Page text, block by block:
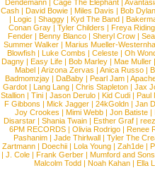
Dendemann |Cage The Elephant |
Cash | David Bowie | Miles Davis | Bob Dylan
|Logic |Shaggy |Kyd The Band |
Conan Gray |Tyler Childers |Freya
Fender |Benny Blanco |Sheryl Crow |
Summer Walker |Marius Mueller-
Blowfish | Luke Combs | Celeste | Oh
Dagny |Easy Life |Bob Marley |Mae Muller
Mabel |Arizona Zervas |Anica Russo |
Badmomzjay |DaBaby |Pearl Jam |
Gardot | Lang Lang | Chris Stapleton | Jax
Stallion |Tini |Jason Derulo |Kid Cudi |Paul
F Gibbons | Mick Jagger | 24kGoldn | Jan
Joy Crookes | Mimi Webb | Jon Batiste |
Disarstar | Shania Twain | Esther Graf |
6PM RECORDS | Olivia Rodrigo | Renee
Pashanim |Jade Thirlwall |Tyler The
Zartmann | Doechii | Lola Young | Zah1de |
| J. Cole | Frank Gerber | Mumford and Sons
Malcolm Todd | Noah Kahan | Ella